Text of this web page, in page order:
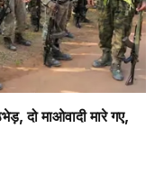
दो माओवादी मारे गए,